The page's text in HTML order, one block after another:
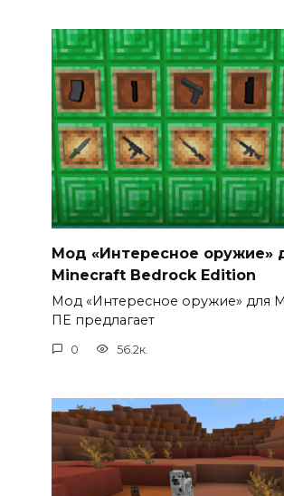
Мод «Интересное оружие»
Minecraft Bedrock Edition
Мод «Интересное оружие» для
ПЕ предлагает
0 56.2к.